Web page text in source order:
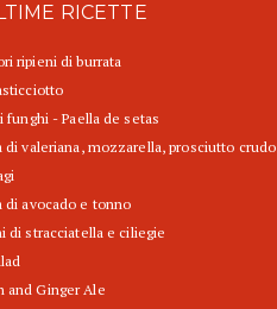
RICETTE
ripieni di burrata
funghi - Paella de setas
di valeriana, mozzarella, prosciutto crudo
di avocado e tonno
di stracciatella e ciliegie
and Ginger Ale